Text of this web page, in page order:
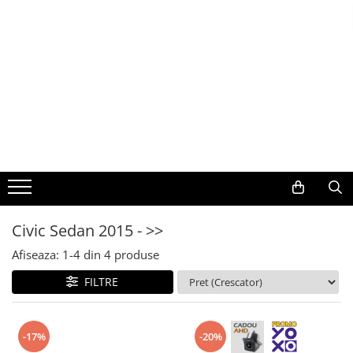
Volkswagen
Audi
Mercedes Benz
Ford
Skoda
Civic Sedan 2015 - >>
Afiseaza: 1-4 din 4 produse
FILTRE
-17% -20%